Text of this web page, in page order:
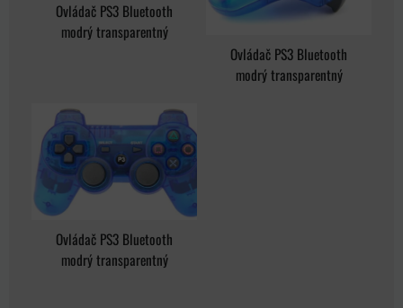
Ovládač PS3 Bluetooth
modrý transparentný
Ovládač PS3 Bluetooth
modrý transparentný
Ovládač PS3 Bluetooth
modrý transparentný